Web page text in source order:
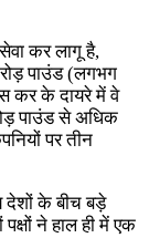
कर लागू है,
पाउंड (लगभग
कर के दायरे में वे
पाउंड से अधिक
पर तीन
देशों के बीच बड़े
ने हाल ही में एक